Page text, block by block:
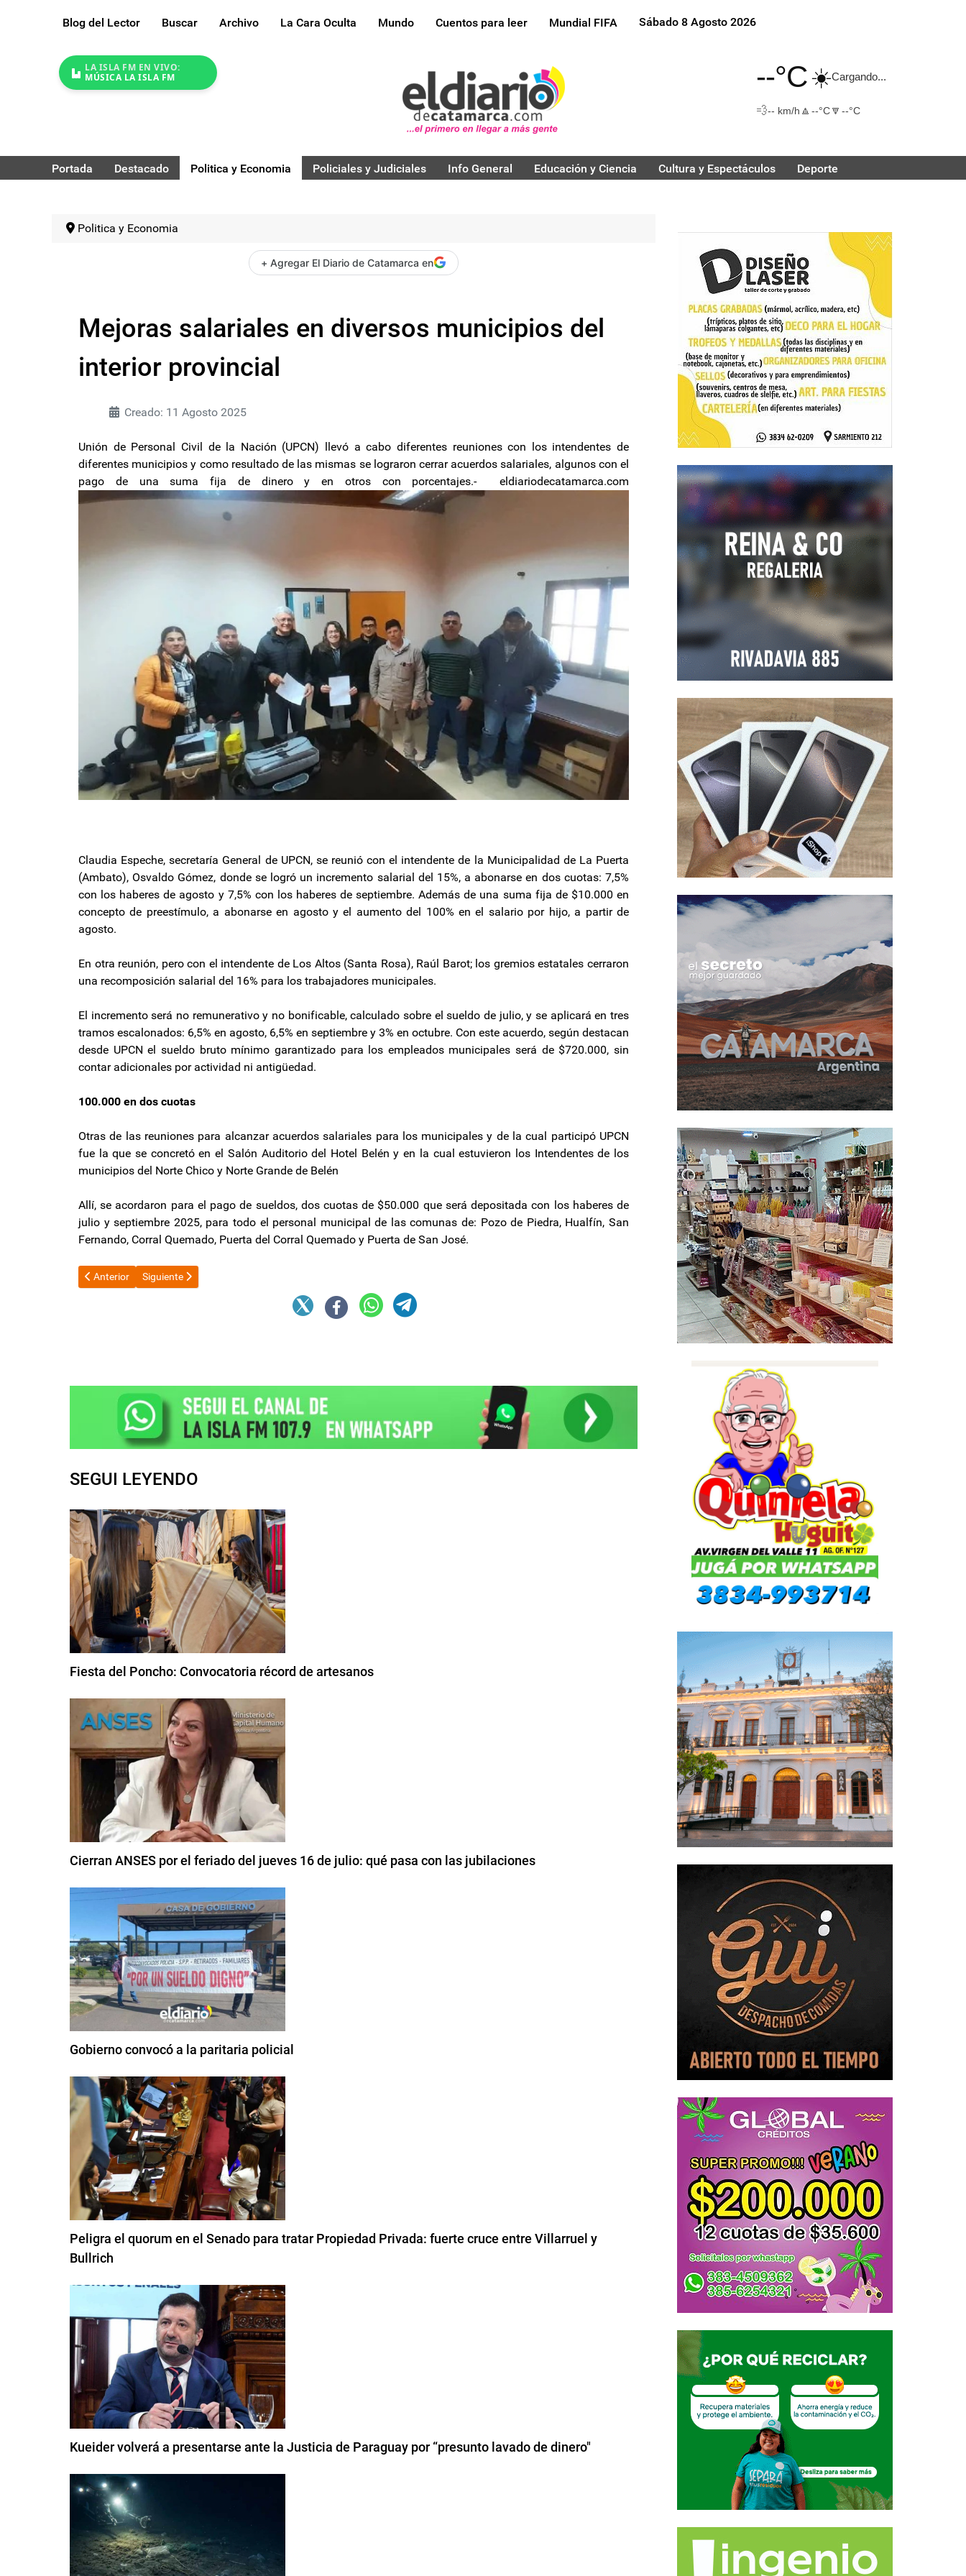
Blog del Lector Buscar Archivo La Cara Oculta Mundo Cuentos para leer Mundial FIFA Sábado 8 Agosto 2026
LA ISLA FM EN VIVO:
MÚSICA LA ISLA FM
--°C☀️Cargando...
💨-- km/h 🔼 --°C🔽 --°C
Portada Destacado Politica y Economia Policiales y Judiciales Info General Educación y Ciencia Cultura y Espectáculos Deporte
Politica y Economia
+ Agregar El Diario de Catamarca en
Mejoras salariales en diversos municipios del
interior provincial
Creado: 11 Agosto 2025
Unión de Personal Civil de la Nación (UPCN) llevó a cabo diferentes reuniones con los intendentes de
diferentes municipios y como resultado de las mismas se lograron cerrar acuerdos salariales, algunos con el
pago de una suma fija de dinero y en otros con porcentajes.- eldiariodecatamarca.com
Claudia Espeche, secretaría General de UPCN, se reunió con el intendente de la Municipalidad de La Puerta
(Ambato), Osvaldo Gómez, donde se logró un incremento salarial del 15%, a abonarse en dos cuotas: 7,5%
con los haberes de agosto y 7,5% con los haberes de septiembre. Además de una suma fija de $10.000 en
concepto de preestímulo, a abonarse en agosto y el aumento del 100% en el salario por hijo, a partir de
agosto.
En otra reunión, pero con el intendente de Los Altos (Santa Rosa), Raúl Barot; los gremios estatales cerraron
una recomposición salarial del 16% para los trabajadores municipales.
El incremento será no remunerativo y no bonificable, calculado sobre el sueldo de julio, y se aplicará en tres
tramos escalonados: 6,5% en agosto, 6,5% en septiembre y 3% en octubre. Con este acuerdo, según destacan
desde UPCN el sueldo bruto mínimo garantizado para los empleados municipales será de $720.000, sin
contar adicionales por actividad ni antigüedad.
100.000 en dos cuotas
Otras de las reuniones para alcanzar acuerdos salariales para los municipales y de la cual participó UPCN
fue la que se concretó en el Salón Auditorio del Hotel Belén y en la cual estuvieron los Intendentes de los
municipios del Norte Chico y Norte Grande de Belén
Allí, se acordaron para el pago de sueldos, dos cuotas de $50.000 que será depositada con los haberes de
julio y septiembre 2025, para todo el personal municipal de las comunas de: Pozo de Piedra, Hualfín, San
Fernando, Corral Quemado, Puerta del Corral Quemado y Puerta de San José.
Artículo anterior: Guerra interna en la Mutual: el INAES deberá resolver quién conduce
Anterior Artículo siguiente: El Comité provincia de la UCR advirtió que expulsará a los radicales infieles
Siguiente
SEGUI LEYENDO
Fiesta del Poncho: Convocatoria récord de artesanos
Cierran ANSES por el feriado del jueves 16 de julio: qué pasa con las jubilaciones
Gobierno convocó a la paritaria policial
Peligra el quorum en el Senado para tratar Propiedad Privada: fuerte cruce entre Villarruel y
Bullrich
Kueider volverá a presentarse ante la Justicia de Paraguay por “presunto lavado de dinero"